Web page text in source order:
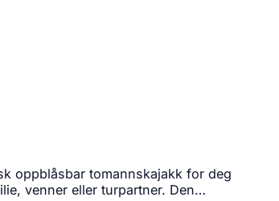
oppblåsbar tomannskajakk for deg
venner eller turpartner. Den